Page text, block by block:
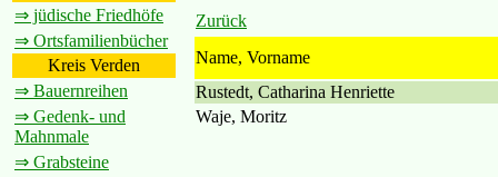
⇒ jüdische Friedhöfe
⇒ Ortsfamilienbücher
Kreis Verden
⇒ Bauernreihen
⇒ Gedenk- und
Mahnmale
⇒ Grabsteine
Zurück
Name, Vorname
Rustedt, Catharina Henriette
Waje, Moritz